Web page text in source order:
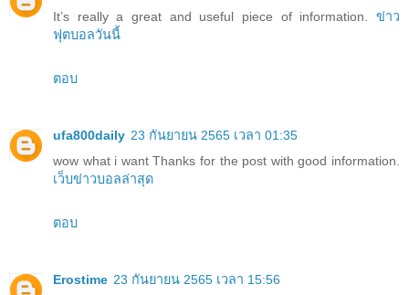
It’s really a great and useful piece of information. ข่าว
ฟุตบอลวันนี้
ตอบ
ufa800daily 23 กันยายน 2565 เวลา 01:35
wow what i want Thanks for the post with good information.
เว็บข่าวบอลล่าสุด
ตอบ
Erostime 23 กันยายน 2565 เวลา 15:56